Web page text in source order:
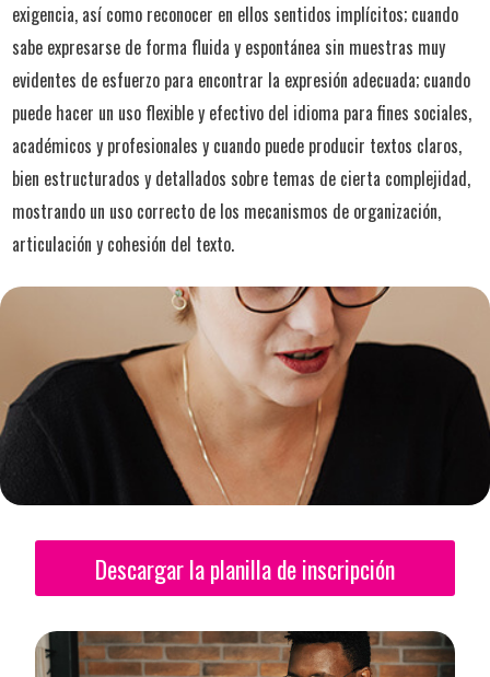
exigencia, así como reconocer en ellos sentidos implícitos; cuando
sabe expresarse de forma fluida y espontánea sin muestras muy
evidentes de esfuerzo para encontrar la expresión adecuada; cuando
puede hacer un uso flexible y efectivo del idioma para fines sociales,
académicos y profesionales y cuando puede producir textos claros,
bien estructurados y detallados sobre temas de cierta complejidad,
mostrando un uso correcto de los mecanismos de organización,
articulación y cohesión del texto.
Descargar la planilla de inscripción